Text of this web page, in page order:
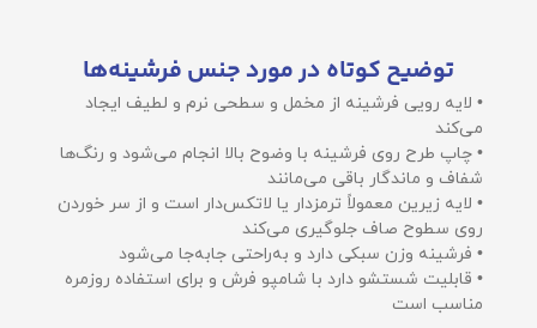
توضیح کوتاه در مورد جنس فرشینه‌ها
• لایه رویی فرشینه از مخمل و سطحی نرم و لطیف ایجاد
می‌کند
• چاپ طرح روی فرشینه با وضوح بالا انجام می‌شود و رنگ‌ها
شفاف و ماندگار باقی می‌مانند
• لایه زیرین معمولاً ترمزدار یا لاتکس‌دار است و از سر خوردن
روی سطوح صاف جلوگیری می‌کند
• فرشینه وزن سبکی دارد و به‌راحتی جابه‌جا می‌شود
• قابلیت شستشو دارد با شامپو فرش و برای استفاده روزمره
مناسب است